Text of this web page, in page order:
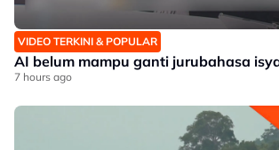
VIDEO TERKINI & POPULAR
AI belum mampu ganti jurubahasa
7 hours ago